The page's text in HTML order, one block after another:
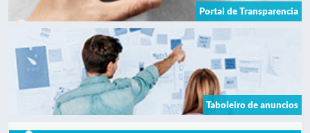
Portal de Transparencia
Taboleiro de anuncios